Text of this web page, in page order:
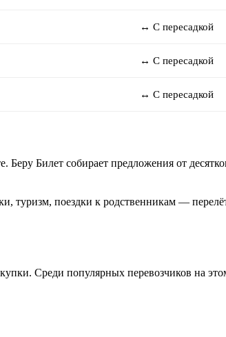
↔ С пересадкой
↔ С пересадкой
↔ С пересадкой
Билет собирает предложения от
поездки к родственникам —
Среди популярных перевозчиков на